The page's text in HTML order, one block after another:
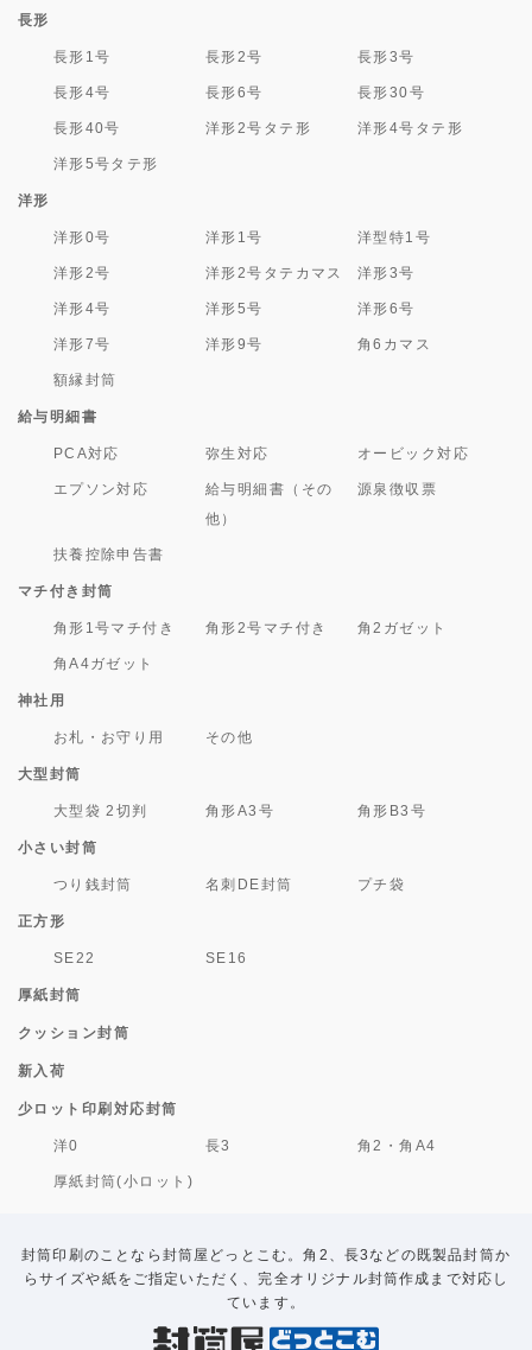
長形
長形1号 長形2号 長形3号
長形4号 長形6号 長形30号
長形40号 洋形2号タテ形 洋形4号タテ形
洋形5号タテ形
洋形
洋形0号 洋形1号 洋型特1号
洋形2号 洋形2号タテカマス 洋形3号
洋形4号 洋形5号 洋形6号
洋形7号 洋形9号 角6カマス
額縁封筒
給与明細書
PCA対応 弥生対応 オービック対応
エプソン対応
給与明細書（その
他）
源泉徴収票
扶養控除申告書
マチ付き封筒
角形1号マチ付き 角形2号マチ付き 角2ガゼット
角A4ガゼット
神社用
お札・お守り用 その他
大型封筒
大型袋 2切判 角形A3号 角形B3号
小さい封筒
つり銭封筒 名刺DE封筒 プチ袋
正方形
SE22 SE16
厚紙封筒
クッション封筒
新入荷
少ロット印刷対応封筒
洋0 長3 角2・角A4
厚紙封筒(小ロット)
封筒印刷のことなら封筒屋どっとこむ。角2、長3などの既製品封筒か
らサイズや紙をご指定いただく、完全オリジナル封筒作成まで対応し
ています。